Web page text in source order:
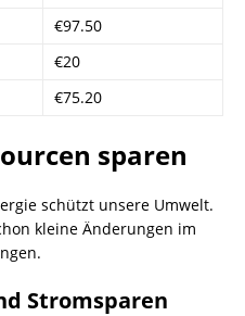
€97.50
€20
€75.20
sparen
schützt unsere Umwelt.
kleine Änderungen im
Stromsparen